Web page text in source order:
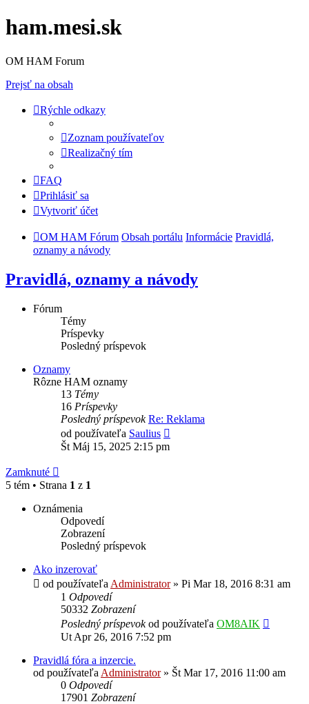
ham.mesi.sk
OM HAM Forum
Prejsť na obsah
Rýchle odkazy
Zoznam používateľov
Realizačný tím
FAQ
Prihlásiť sa
Vytvoriť účet
OM HAM Fórum Obsah portálu Informácie Pravidlá,
oznamy a návody
Pravidlá, oznamy a návody
Fórum
Témy
Príspevky
Posledný príspevok
Oznamy
Rôzne HAM oznamy
13 Témy
16 Príspevky
Posledný príspevok Re: Reklama
od používateľa Saulius
Št Máj 15, 2025 2:15 pm
Zamknuté
5 tém • Strana 1 z 1
Oznámenia
Odpovedí
Zobrazení
Posledný príspevok
Ako inzerovať
od používateľa Administrator» Pi Mar 18, 2016 8:31 am
1 Odpovedí
50332 Zobrazení
Posledný príspevokod používateľa OM8AIK
Ut Apr 26, 2016 7:52 pm
Pravidlá fóra a inzercie.
od používateľa Administrator» Št Mar 17, 2016 11:00 am
0 Odpovedí
17901 Zobrazení